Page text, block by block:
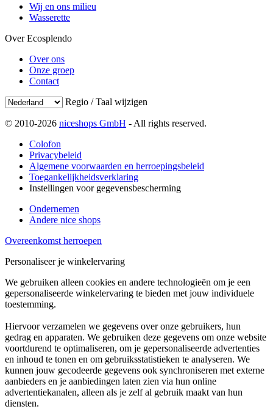
Wij en ons milieu
Wasserette
Over Ecosplendo
Over ons
Onze groep
Contact
Regio / Taal wijzigen
© 2010-2026 niceshops GmbH - All rights reserved.
Colofon
Privacybeleid
Algemene voorwaarden en herroepingsbeleid
Toegankelijkheidsverklaring
Instellingen voor gegevensbescherming
Ondernemen
Andere nice shops
Overeenkomst herroepen
Personaliseer je winkelervaring
We gebruiken alleen cookies en andere technologieën om je een
gepersonaliseerde winkelervaring te bieden met jouw individuele
toestemming.
Hiervoor verzamelen we gegevens over onze gebruikers, hun
gedrag en apparaten. We gebruiken deze gegevens om onze website
voortdurend te optimaliseren, om je gepersonaliseerde advertenties
en inhoud te tonen en om gebruiksstatistieken te analyseren. We
kunnen jouw gecodeerde gegevens ook synchroniseren met externe
aanbieders en je aanbiedingen laten zien via hun online
advertentiekanalen, alleen als je zelf al gebruik maakt van hun
diensten.